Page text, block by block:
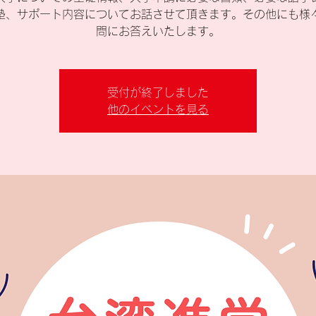
、サポート内容についてお話させて頂きます。その他にも様
問にお答えいたします。
受付が終了しました
他のイベントを見る